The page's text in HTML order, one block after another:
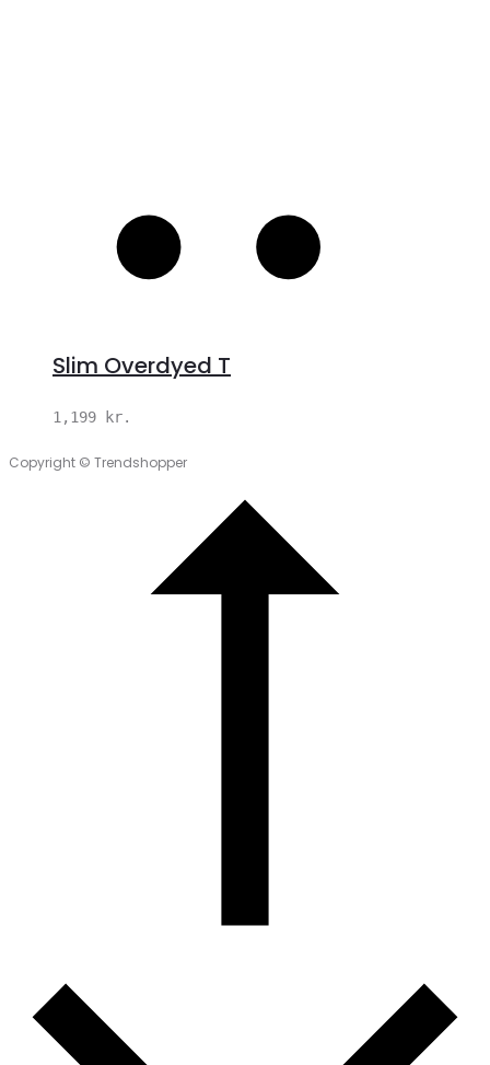
Slim Overdyed T
1,199 kr.
Copyright © Trendshopper